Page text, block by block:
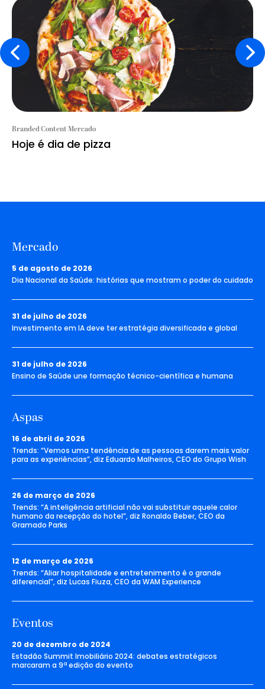
Branded Content Mercado
Hoje é dia de pizza
Mercado
5 de agosto de 2026
Dia Nacional da Saúde: histórias que mostram o poder do cuidado
31 de julho de 2026
Investimento em IA deve ter estratégia diversificada e global
31 de julho de 2026
Ensino de Saúde une formação técnico-científica e humana
Aspas
16 de abril de 2026
Trends: “Vemos uma tendência de as pessoas darem mais valor
para as experiências”, diz Eduardo Malheiros, CEO do Grupo Wish
26 de março de 2026
Trends: “A inteligência artificial não vai substituir aquele calor
humano da recepção do hotel”, diz Ronaldo Beber, CEO da
Gramado Parks
12 de março de 2026
Trends: “Aliar hospitalidade e entretenimento é o grande
diferencial”, diz Lucas Fiuza, CEO da WAM Experience
Eventos
20 de dezembro de 2024
Estadão Summit Imobiliário 2024: debates estratégicos
marcaram a 9ª edição do evento